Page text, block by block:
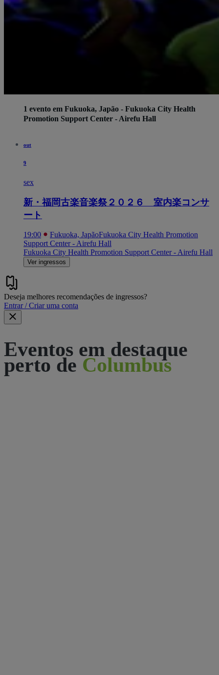
1 evento em Fukuoka, Japão - Fukuoka City Health
Promotion Support Center - Airefu Hall
out
9
sex
新・福岡古楽音楽祭２０２６ 室内楽コンサ
ート
19:00 Fukuoka, JapãoFukuoka City Health Promotion
Support Center - Airefu Hall
Fukuoka City Health Promotion Support Center - Airefu Hall
Ver ingressos
Deseja melhores recomendações de ingressos?
Entrar / Criar uma conta
Eventos em destaque
perto de Columbus